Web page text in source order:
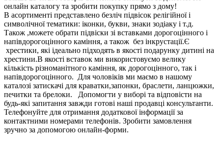
онлайн каталогу та зробити покупку прямо з дому!
В асортименті представлено безліч підвісок релігійної і
символічної тематики: іконки, букви, знаки зодіаку і т.д.
Також ,можете обрати підвіски зі вставками дорогоцінного і
напівдорогоцінного каміння, а також без інкрустації.Є
хрестики, які ідеально підходять в якості подарунку дитині на
хрестини.В якості вставок ми використовуємо велику
кількість різноманітного каміння, як дорогоцінного, так і
напівдорогоцінного. Для чоловіків ми маємо в нашому
каталозі затискачі для краватки,запонки, браслети, ланцюжки,
печитки та брелоки. Допомогти у виборі та відповісти на
будь-які запитання завжди готові наші продавці консультанти.
Телефонуйте для отримання додаткової інформації за
контактними номерами телефонів. Зробити замовлення
зручно за допомогою онлайн-форми.